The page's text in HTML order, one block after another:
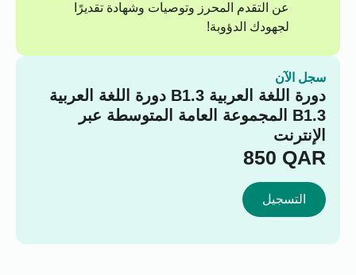
عن التقدم المحرز وتوصيات وشهادة تقديرًا
لجهودك الدؤوبة!
سجل الآن
دورة اللغة العربية B1.3 دورة اللغة العربية
B1.3 المجموعة العامة المتوسطة عبر
الإنترنت
850 QAR
التسجيل